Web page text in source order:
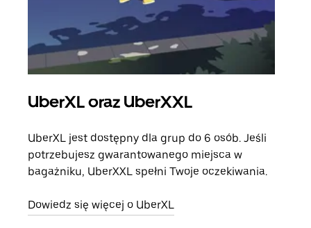
UberXL oraz UberXXL
UberXL jest dostępny dla grup do 6 osób. Jeśli
potrzebujesz gwarantowanego miejsca w
bagażniku, UberXXL spełni Twoje oczekiwania.
Dowiedz się więcej o UberXL